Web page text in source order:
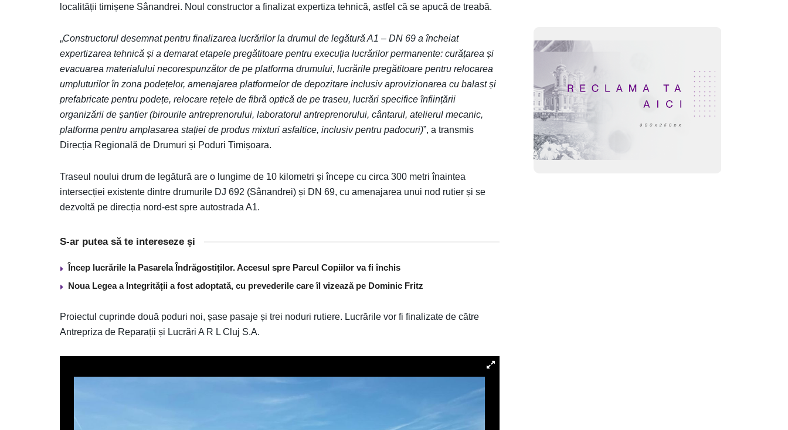
localității timișene Sânandrei. Noul constructor a finalizat expertiza tehnică, astfel că se apucă de treabă.
„Constructorul desemnat pentru finalizarea lucrărilor la drumul de legătură A1 – DN 69 a încheiat
expertizarea tehnică și a demarat etapele pregătitoare pentru execuția lucrărilor permanente: curățarea și
evacuarea materialului necorespunzător de pe platforma drumului, lucrările pregătitoare pentru relocarea
umpluturilor în zona podețelor, amenajarea platformelor de depozitare inclusiv aprovizionarea cu balast și
prefabricate pentru podețe, relocare rețele de fibră optică de pe traseu, lucrări specifice înființării
organizării de șantier (birourile antreprenorului, laboratorul antreprenorului, cântarul, atelierul mecanic,
platforma pentru amplasarea stației de produs mixturi asfaltice, inclusiv pentru padocuri)”, a transmis
Direcția Regională de Drumuri și Poduri Timișoara.
Traseul noului drum de legătură are o lungime de 10 kilometri și începe cu circa 300 metri înaintea
intersecției existente dintre drumurile DJ 692 (Sânandrei) și DN 69, cu amenajarea unui nod rutier și se
dezvoltă pe direcția nord-est spre autostrada A1.
S-ar putea să te intereseze și
Încep lucrările la Pasarela Îndrăgostiților. Accesul spre Parcul Copiilor va fi închis
Noua Legea a Integrității a fost adoptată, cu prevederile care îl vizează pe Dominic Fritz
Proiectul cuprinde două poduri noi, șase pasaje și trei noduri rutiere. Lucrările vor fi finalizate de către
Antrepriza de Reparații și Lucrări A R L Cluj S.A.